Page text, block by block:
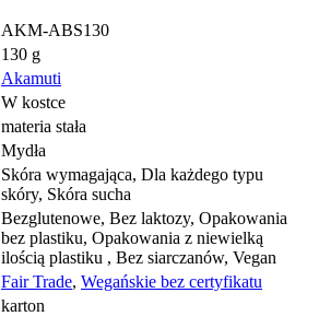
AKM-ABS130
130 g
Akamuti
W kostce
materia stała
Mydła
Skóra wymagająca, Dla każdego typu
skóry, Skóra sucha
Bezglutenowe, Bez laktozy, Opakowania
bez plastiku, Opakowania z niewielką
ilością plastiku , Bez siarczanów, Vegan
Fair Trade, Wegańskie bez certyfikatu
karton